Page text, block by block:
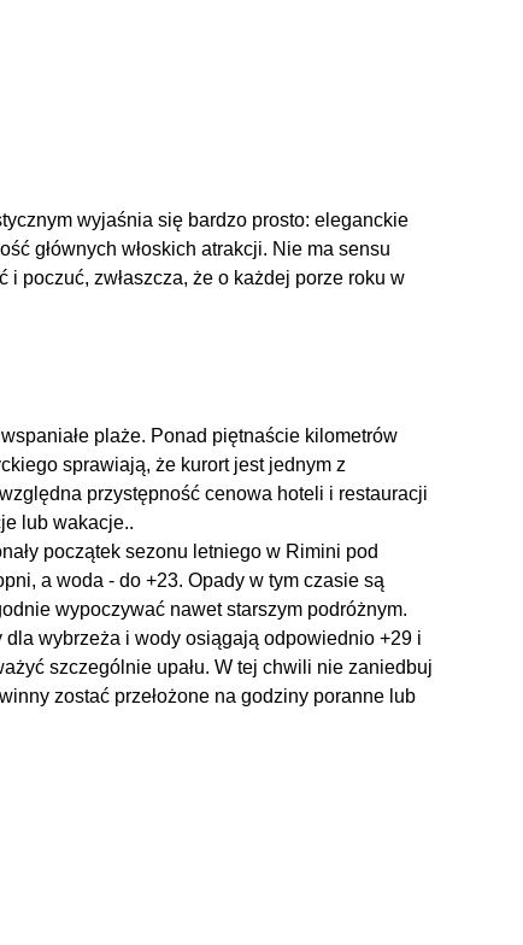
wyjaśnia się bardzo prosto: eleganckie
głównych włoskich atrakcji. Nie ma sensu
poczuć, zwłaszcza, że ​​o każdej porze roku w
plaże. Ponad piętnaście kilometrów
sprawiają, że kurort jest jednym z
przystępność cenowa hoteli i restauracji
lub wakacje..
początek sezonu letniego w Rimini pod
a woda - do +23. Opady w tym czasie są
wypoczywać nawet starszym podróżnym.
wybrzeża i wody osiągają odpowiednio +29 i
szczególnie upału. W tej chwili nie zaniedbuj
zostać przełożone na godziny poranne lub